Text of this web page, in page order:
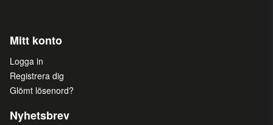
Mitt konto
Logga in
Registrera dig
Glömt lösenord?
Nyhetsbrev